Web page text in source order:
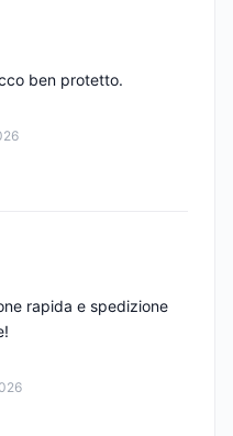
ben protetto.
rapida e spedizione